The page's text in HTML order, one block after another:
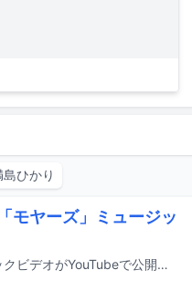
島ひかり
モヤーズ」ミュージッ
PUFFYの約3年ぶり通算55枚目となるシングル「モヤーズ」のミュージックビデオがYouTubeで公開された。